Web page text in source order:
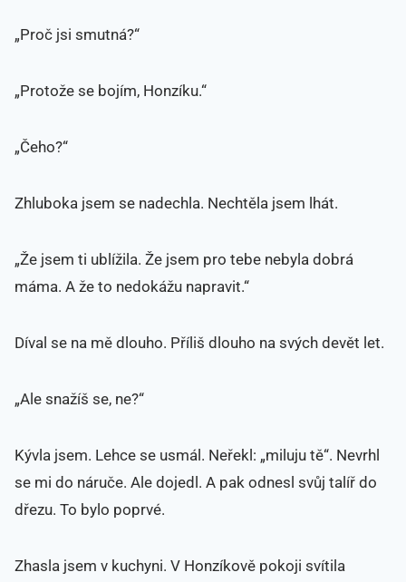
„Proč jsi smutná?“
„Protože se bojím, Honzíku.“
„Čeho?“
Zhluboka jsem se nadechla. Nechtěla jsem lhát.
„Že jsem ti ublížila. Že jsem pro tebe nebyla dobrá
máma. A že to nedokážu napravit.“
Díval se na mě dlouho. Příliš dlouho na svých devět let.
„Ale snažíš se, ne?“
Kývla jsem. Lehce se usmál. Neřekl: „miluju tě“. Nevrhl
se mi do náruče. Ale dojedl. A pak odnesl svůj talíř do
dřezu. To bylo poprvé.
Zhasla jsem v kuchyni. V Honzíkově pokoji svítila